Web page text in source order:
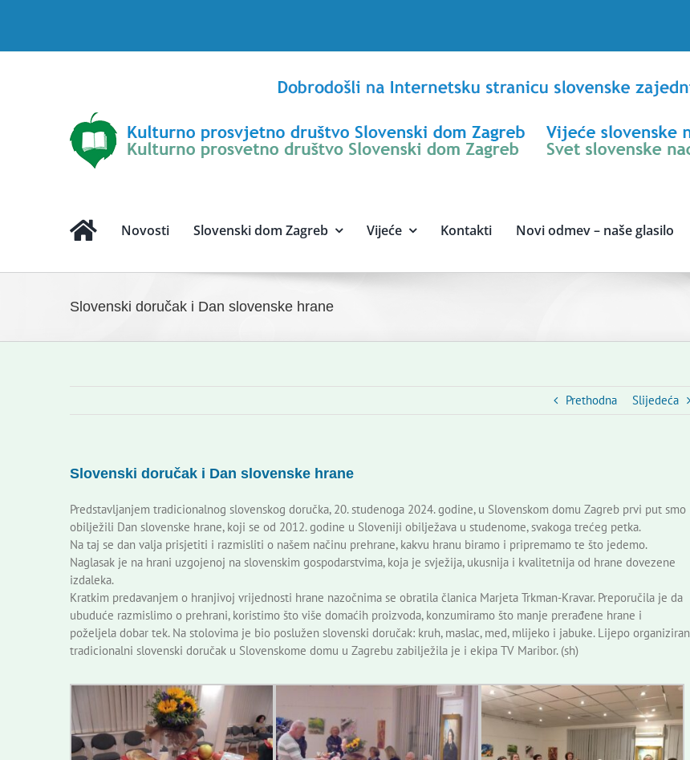
Novosti Slovenski dom Zagreb Vijeće Kontakti Novi odmev – naše glasilo
Slovenski doručak i Dan slovenske hrane
Prethodna Slijedeća
Slovenski doručak i Dan slovenske hrane
Predstavljanjem tradicionalnog slovenskog doručka, 20. studenoga 2024. godine, u Slovenskom domu Zagreb prvi put smo
obilježili Dan slovenske hrane, koji se od 2012. godine u Sloveniji obilježava u studenome, svakoga trećeg petka.
Na taj se dan valja prisjetiti i razmisliti o našem načinu prehrane, kakvu hranu biramo i pripremamo te što jedemo.
Naglasak je na hrani uzgojenoj na slovenskim gospodarstvima, koja je svježija, ukusnija i kvalitetnija od hrane dovezene
izdaleka.
Kratkim predavanjem o hranjivoj vrijednosti hrane nazočnima se obratila članica Marjeta Trkman-Kravar. Preporučila je da
ubuduće razmislimo o prehrani, koristimo što više domaćih proizvoda, konzumiramo što manje prerađene hrane i
poželjela dobar tek. Na stolovima je bio poslužen slovenski doručak: kruh, maslac, med, mlijeko i jabuke. Lijepo organiziran
tradicionalni slovenski doručak u Slovenskome domu u Zagrebu zabilježila je i ekipa TV Maribor. (sh)